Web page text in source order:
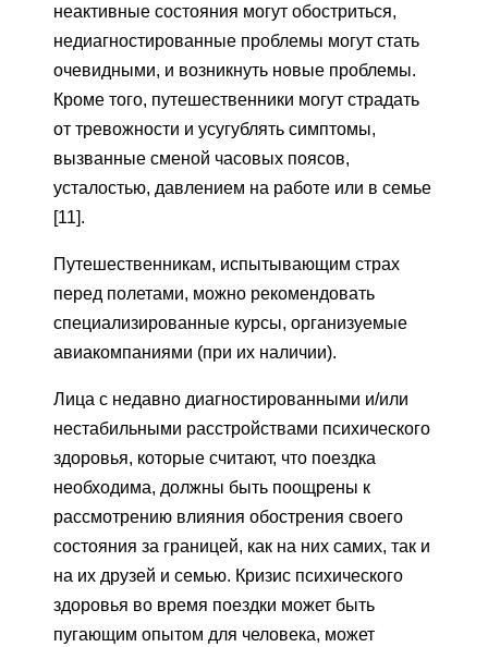
неактивные состояния могут обостриться,
недиагностированные проблемы могут стать
очевидными, и возникнуть новые проблемы.
Кроме того, путешественники могут страдать
от тревожности и усугублять симптомы,
вызванные сменой часовых поясов,
усталостью, давлением на работе или в семье
[11].
Путешественникам, испытывающим страх
перед полетами, можно рекомендовать
специализированные курсы, организуемые
авиакомпаниями (при их наличии).
Лица с недавно диагностированными и/или
нестабильными расстройствами психического
здоровья, которые считают, что поездка
необходима, должны быть поощрены к
рассмотрению влияния обострения своего
состояния за границей, как на них самих, так и
на их друзей и семью. Кризис психического
здоровья во время поездки может быть
пугающим опытом для человека, может